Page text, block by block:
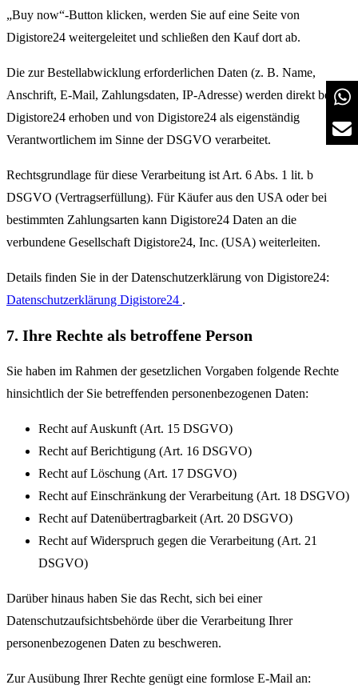
„Buy now“-Button klicken, werden Sie auf eine Seite von
Digistore24 weitergeleitet und schließen den Kauf dort ab.
Die zur Bestellabwicklung erforderlichen Daten (z. B. Name,
Anschrift, E-Mail, Zahlungsdaten, IP-Adresse) werden direkt bei
Digistore24 erhoben und von Digistore24 als eigenständig
Verantwortlichem im Sinne der DSGVO verarbeitet.
Rechtsgrundlage für diese Verarbeitung ist Art. 6 Abs. 1 lit. b
DSGVO (Vertragserfüllung). Für Käufer aus den USA oder bei
bestimmten Zahlungsarten kann Digistore24 Daten an die
verbundene Gesellschaft Digistore24, Inc. (USA) weiterleiten.
Details finden Sie in der Datenschutzerklärung von Digistore24:
Datenschutzerklärung Digistore24 .
7. Ihre Rechte als betroffene Person
Sie haben im Rahmen der gesetzlichen Vorgaben folgende Rechte
hinsichtlich der Sie betreffenden personenbezogenen Daten:
Recht auf Auskunft (Art. 15 DSGVO)
Recht auf Berichtigung (Art. 16 DSGVO)
Recht auf Löschung (Art. 17 DSGVO)
Recht auf Einschränkung der Verarbeitung (Art. 18 DSGVO)
Recht auf Datenübertragbarkeit (Art. 20 DSGVO)
Recht auf Widerspruch gegen die Verarbeitung (Art. 21
DSGVO)
Darüber hinaus haben Sie das Recht, sich bei einer
Datenschutzaufsichtsbehörde über die Verarbeitung Ihrer
personenbezogenen Daten zu beschweren.
Zur Ausübung Ihrer Rechte genügt eine formlose E-Mail an: